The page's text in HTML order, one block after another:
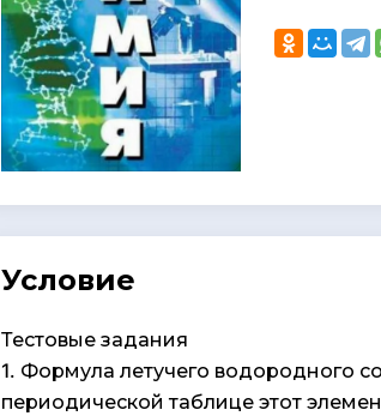
Условие
Тестовые задания
1. Формула летучего водородного
периодической таблице этот